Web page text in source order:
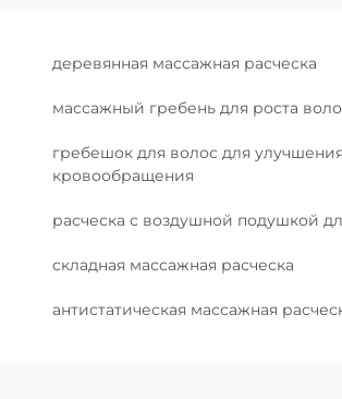
деревянная массажная расческа
массажный гребень для роста
гребешок для волос для улучшения
кровообращения
расческа с воздушной подушкой
складная массажная расческа
антистатическая массажная